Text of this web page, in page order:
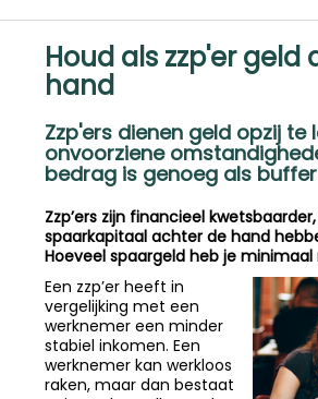
Houd als zzp'er geld
hand
Zzp'ers dienen geld opzij te
onvoorziene
bedrag is genoeg als
Zzp’ers zijn financieel
spaarkapitaal achter de hand
Hoeveel spaargeld heb je minimaal
Een zzp’er heeft in
vergelijking met een
werknemer een minder
stabiel inkomen. Een
werknemer kan werkloos
raken, maar dan bestaat